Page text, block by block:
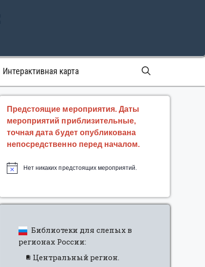
Интерактивная карта
Предстоящие мероприятия. Даты
мероприятий приблизительные,
точная дата будет опубликована
непосредственно перед началом.
Нет никаких предстоящих мероприятий.
Библиотеки для слепых в
регионах России:
Центральный регион.